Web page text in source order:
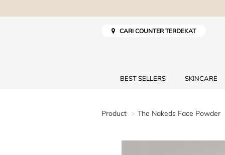
CARI COUNTER TERDEKAT
BEST SELLERS SKINCARE
Product The Nakeds Face Powder